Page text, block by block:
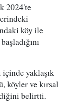
2024'te
köy ile
içinde yaklaşık
köyler ve kırsal
belirtti.